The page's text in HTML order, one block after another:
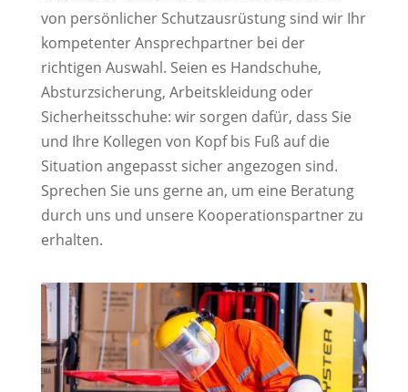
von persönlicher Schutzausrüstung sind wir Ihr
kompetenter Ansprechpartner bei der
richtigen Auswahl. Seien es Handschuhe,
Absturzsicherung, Arbeitskleidung oder
Sicherheitsschuhe: wir sorgen dafür, dass Sie
und Ihre Kollegen von Kopf bis Fuß auf die
Situation angepasst sicher angezogen sind.
Sprechen Sie uns gerne an, um eine Beratung
durch uns und unsere Kooperationspartner zu
erhalten.